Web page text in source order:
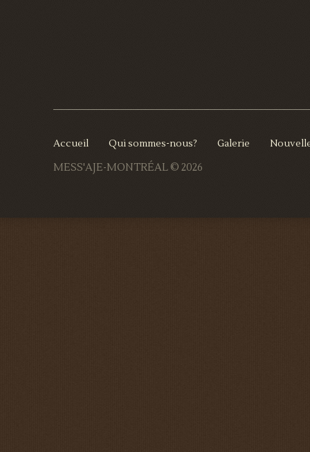
Accueil Qui sommes-nous? Galerie
MESS'AJE-MONTRÉAL © 2026